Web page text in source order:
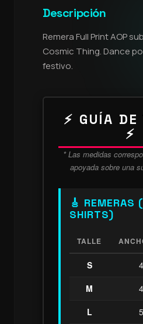
Descripción
Remera Full Print AOP
Cosmic Thing. Dance
festivo.
⚡ GUÍA
⚡
* Las medidas
apoyada sobre una
🎸 REMERAS
SHIRTS)
TALLE
S
M
L